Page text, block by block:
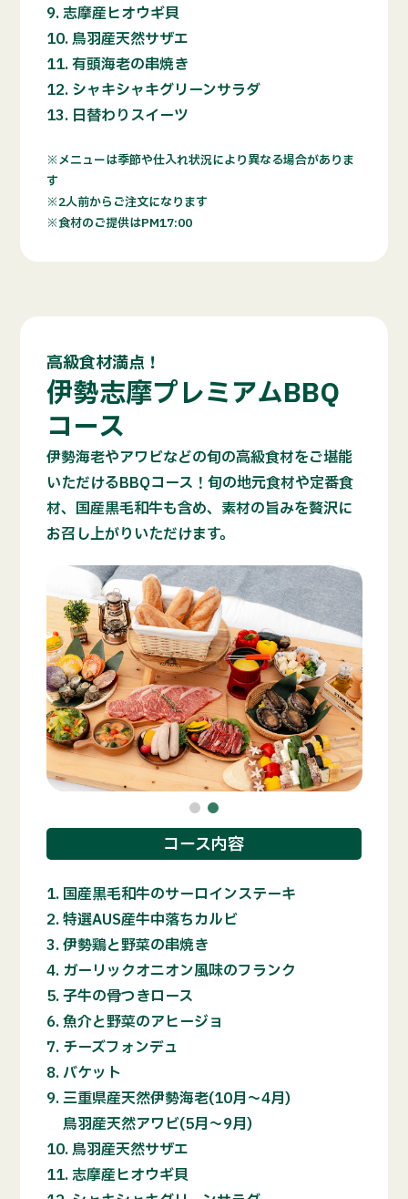
志摩産ヒオウギ貝
鳥羽産天然サザエ
有頭海老の串焼き
シャキシャキグリーンサラダ
日替わりスイーツ
メニューは季節や仕入れ状況により異なる場合がありま
す
2人前からご注文になります
食材のご提供はPM17:00
高級食材満点！
伊勢志摩プレミアムBBQ
コース
伊勢海老やアワビなどの旬の高級食材をご堪能
いただけるBBQコース！旬の地元食材や定番食
材、国産黒毛和牛も含め、素材の旨みを贅沢に
お召し上がりいただけます。
コース内容
国産黒毛和牛のサーロインステーキ
特選AUS産牛中落ちカルビ
伊勢鶏と野菜の串焼き
ガーリックオニオン風味のフランク
子牛の骨つきロース
魚介と野菜のアヒージョ
チーズフォンデュ
バケット
三重県産天然伊勢海老(10月～4月)
鳥羽産天然アワビ(5月～9月)
鳥羽産天然サザエ
志摩産ヒオウギ貝